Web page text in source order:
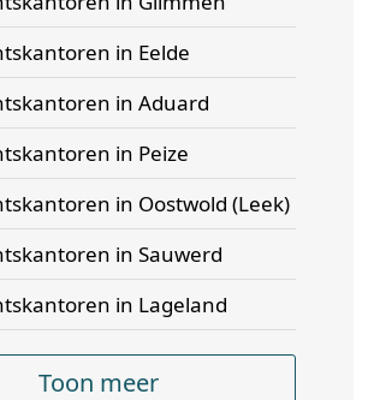
in Eelde
in Aduard
in Peize
in Oostwold (Leek)
in Sauwerd
in Lageland
Toon meer